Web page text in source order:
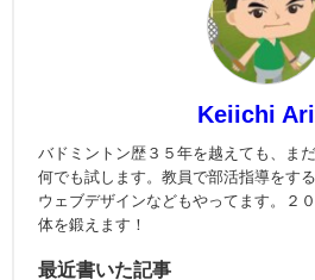
Keiichi
バドミントン歴３５年を越えても、ま
何でも試します。教員で部活指導をす
ウェブデザインなどもやってます。２
体を鍛えます！
最近書いた記事